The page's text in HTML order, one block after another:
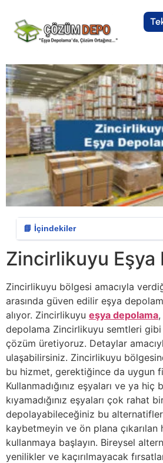
📘 İçindekiler
Zincirlikuyu Eşya
Zincirlikuyu bölgesi amacıyla
arasında güven edilir eşya
alıyor. Zincirlikuyu eşya depolama
depolama Zincirlikuyu semtleri gibi
çözüm üretiyoruz. Detaylar
ulaşabilirsiniz. Zincirlikuyu
bu hizmet, gerektiğince da uygun
Kullanmadığınız eşyaları ve ya
kıyamadığınız eşyaları çok rahat
depolayabileceğiniz bu
kaybetmeyin ve ön plana çıkarılan
kullanmaya başlayın. Bireysel
yenilikler ve kaçırılmayacak